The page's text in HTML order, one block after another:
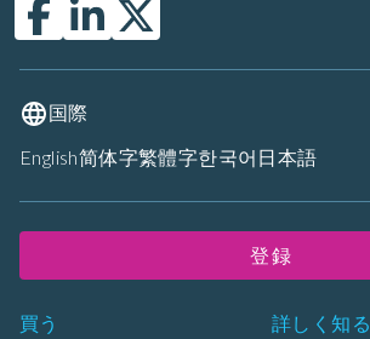
買う
詳しく知る
国際
English简体字繁體字한국어 日本語
登録